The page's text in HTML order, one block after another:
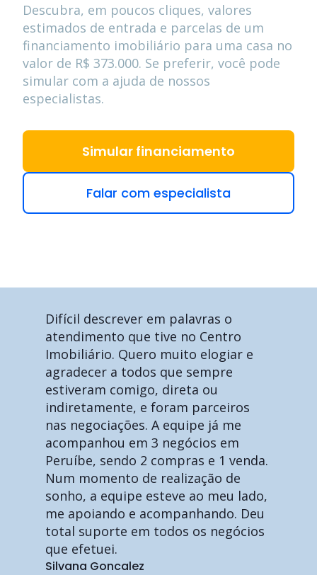
Descubra, em poucos cliques, valores
estimados de entrada e parcelas de um
financiamento imobiliário para uma casa no
valor de R$ 373.000. Se preferir, você pode
simular com a ajuda de nossos
especialistas.
Simular financiamento
Falar com especialista
Difícil descrever em palavras o
atendimento que tive no Centro
Imobiliário. Quero muito elogiar e
agradecer a todos que sempre
estiveram comigo, direta ou
indiretamente, e foram parceiros
nas negociações. A equipe já me
acompanhou em 3 negócios em
Peruíbe, sendo 2 compras e 1 venda.
Num momento de realização de
sonho, a equipe esteve ao meu lado,
me apoiando e acompanhando. Deu
total suporte em todos os negócios
que efetuei.
Silvana Goncalez